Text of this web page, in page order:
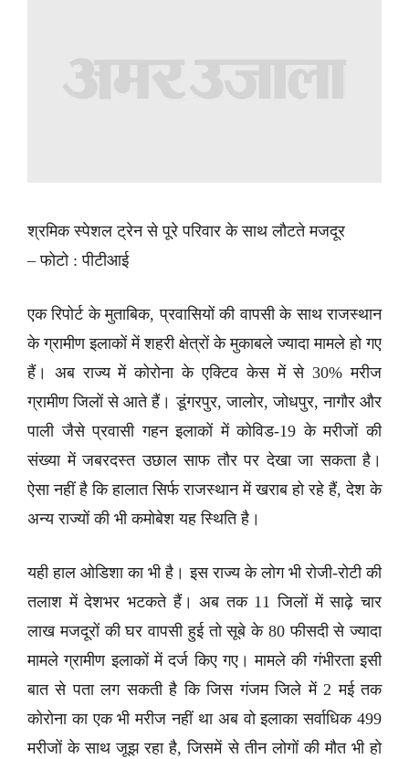
श्रमिक स्पेशल ट्रेन से पूरे परिवार के साथ लौटते मजदूर
– फोटो : पीटीआई
एक रिपोर्ट के मुताबिक, प्रवासियों की वापसी के साथ राजस्थान
के ग्रामीण इलाकों में शहरी क्षेत्रों के मुकाबले ज्यादा मामले हो गए
हैं। अब राज्य में कोरोना के एक्टिव केस में से 30% मरीज
ग्रामीण जिलों से आते हैं। डूंगरपुर, जालोर, जोधपुर, नागौर और
पाली जैसे प्रवासी गहन इलाकों में कोविड-19 के मरीजों की
संख्या में जबरदस्त उछाल साफ तौर पर देखा जा सकता है।
ऐसा नहीं है कि हालात सिर्फ राजस्थान में खराब हो रहे हैं, देश के
अन्य राज्यों की भी कमोबेश यह स्थिति है।
यही हाल ओडिशा का भी है। इस राज्य के लोग भी रोजी-रोटी की
तलाश में देशभर भटकते हैं। अब तक 11 जिलों में साढ़े चार
लाख मजदूरों की घर वापसी हुई तो सूबे के 80 फीसदी से ज्यादा
मामले ग्रामीण इलाकों में दर्ज किए गए। मामले की गंभीरता इसी
बात से पता लग सकती है कि जिस गंजम जिले में 2 मई तक
कोरोना का एक भी मरीज नहीं था अब वो इलाका सर्वाधिक 499
मरीजों के साथ जूझ रहा है, जिसमें से तीन लोगों की मौत भी हो